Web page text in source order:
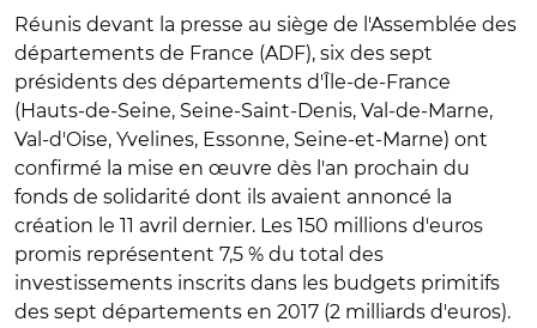
Réunis devant la presse au siège de l'Assemblée des
départements de France (ADF), six des sept
présidents des départements d'Île-de-France
(Hauts-de-Seine, Seine-Saint-Denis, Val-de-Marne,
Val-d'Oise, Yvelines, Essonne, Seine-et-Marne) ont
confirmé la mise en œuvre dès l'an prochain du
fonds de solidarité dont ils avaient annoncé la
création le 11 avril dernier. Les 150 millions d'euros
promis représentent 7,5 % du total des
investissements inscrits dans les budgets primitifs
des sept départements en 2017 (2 milliards d'euros).